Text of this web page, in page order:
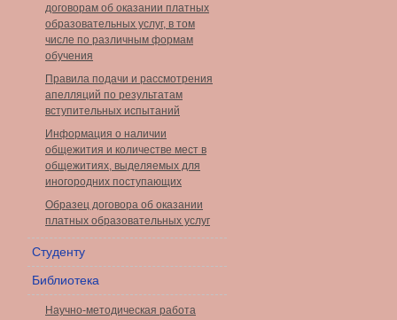
договорам об оказании платных
образовательных услуг, в том
числе по различным формам
обучения
Правила подачи и рассмотрения
апелляций по результатам
вступительных испытаний
Информация о наличии
общежития и количестве мест в
общежитиях, выделяемых для
иногородних поступающих
Образец договора об оказании
платных образовательных услуг
Студенту
Библиотека
Научно-методическая работа